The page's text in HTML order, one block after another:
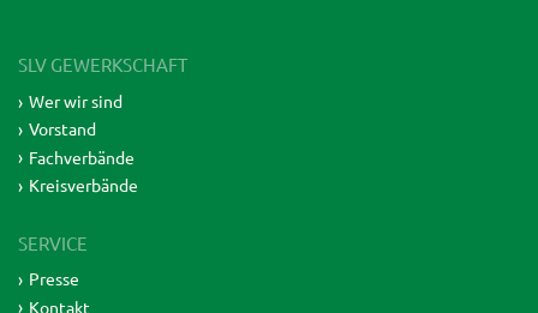
SLV GEWERKSCHAFT
Wer wir sind
Vorstand
Fachverbände
Kreisverbände
SERVICE
Presse
Kontakt